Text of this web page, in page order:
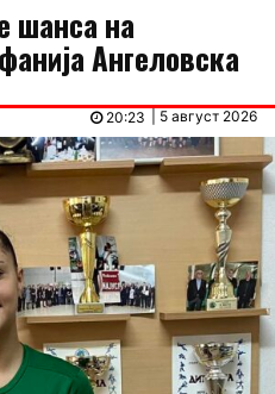
шанса на
Ангеловска
| 5 август 2026
20:23